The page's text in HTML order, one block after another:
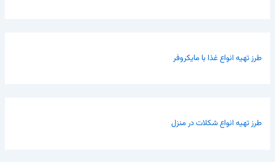
طرز تهیه انواع غذا با مایکروفر
طرز تهیه انواع شکلات در منزل